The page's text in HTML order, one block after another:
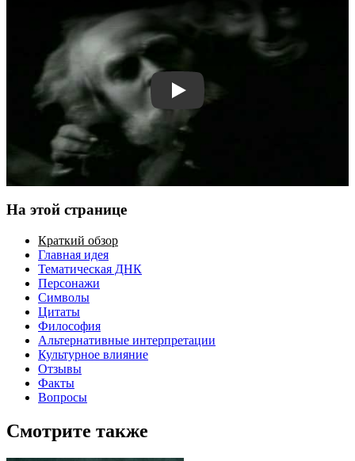
Смотреть трейлер
На этой странице
Краткий обзор
Главная идея
Тематическая ДНК
Персонажи
Символы
Цитаты
Философия
Альтернативные интерпретации
Культурное влияние
Отзывы
Факты
Вопросы
Смотрите также